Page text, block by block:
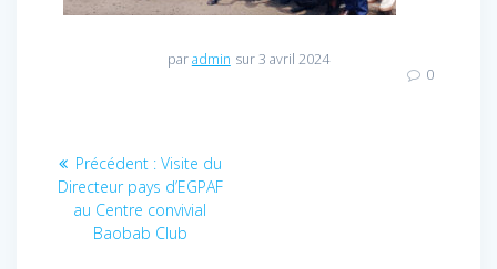
paradmin sur 3 avril 2024
0
Navigation
l’article
Précédent : Article
précédent
:
Visite du
Directeur pays d’EGPAF
au Centre convivial
Baobab Club